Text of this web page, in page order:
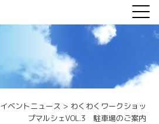
イベントニュース > わくわくワークショッ
プマルシェVOL.3 駐車場のご案内